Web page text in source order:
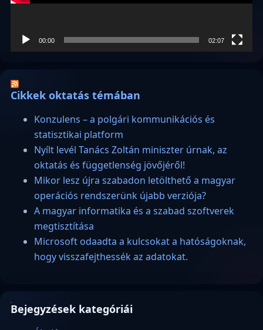
00:00 02:07
Cikkek oktatás témában
Konzulens – a polgári kommunikációs és
statisztikai platform
Nyílt levél Tanács Zoltán miniszter úrnak, az
oktatás és függetlenség jövőjéről!
Mikor lesz újra szabadon letölthető a magyar
operációs rendszerünk újabb verziója?
A magyar informatika és a szabad szoftverek
megtisztítása
Microsoft odaadta a kulcsokat a hatóságoknak,
hogy visszafejthessék az adatokat.
Bejegyzések kategóriái